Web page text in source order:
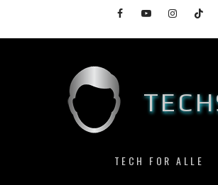
content
FacebookYouTubeInstagramTikTok
TECH FOR ALLE